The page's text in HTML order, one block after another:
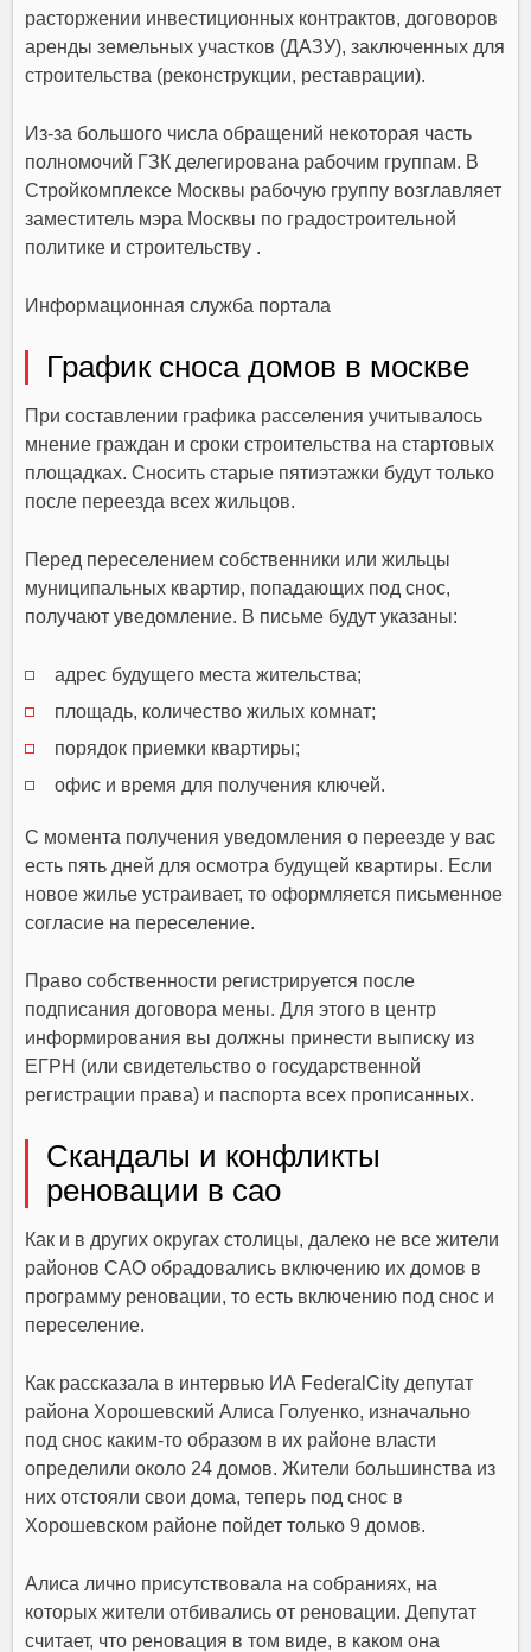
расторжении инвестиционных контрактов, договоров
аренды земельных участков (ДАЗУ), заключенных для
строительства (реконструкции, реставрации).
Из-за большого числа обращений некоторая часть
полномочий ГЗК делегирована рабочим группам. В
Стройкомплексе Москвы рабочую группу возглавляет
заместитель мэра Москвы по градостроительной
политике и строительству .
Информационная служба портала
График сноса домов в москве
При составлении графика расселения учитывалось
мнение граждан и сроки строительства на стартовых
площадках. Сносить старые пятиэтажки будут только
после переезда всех жильцов.
Перед переселением собственники или жильцы
муниципальных квартир, попадающих под снос,
получают уведомление. В письме будут указаны:
адрес будущего места жительства;
площадь, количество жилых комнат;
порядок приемки квартиры;
офис и время для получения ключей.
С момента получения уведомления о переезде у вас
есть пять дней для осмотра будущей квартиры. Если
новое жилье устраивает, то оформляется письменное
согласие на переселение.
Право собственности регистрируется после
подписания договора мены. Для этого в центр
информирования вы должны принести выписку из
ЕГРН (или свидетельство о государственной
регистрации права) и паспорта всех прописанных.
Скандалы и конфликты
реновации в сао
Как и в других округах столицы, далеко не все жители
районов САО обрадовались включению их домов в
программу реновации, то есть включению под снос и
переселение.
Как рассказала в интервью ИА FederalCity депутат
района Хорошевский Алиса Голуенко, изначально
под снос каким-то образом в их районе власти
определили около 24 домов. Жители большинства из
них отстояли свои дома, теперь под снос в
Хорошевском районе пойдет только 9 домов.
Алиса лично присутствовала на собраниях, на
которых жители отбивались от реновации. Депутат
считает, что реновация в том виде, в каком она